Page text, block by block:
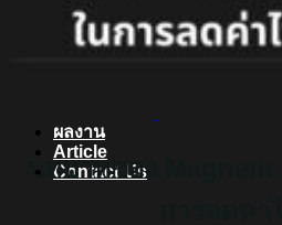
High Bay
Streetlight
ผลงาน
Article
Contact Us
บทบาทของ